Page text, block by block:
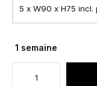
1 semaine